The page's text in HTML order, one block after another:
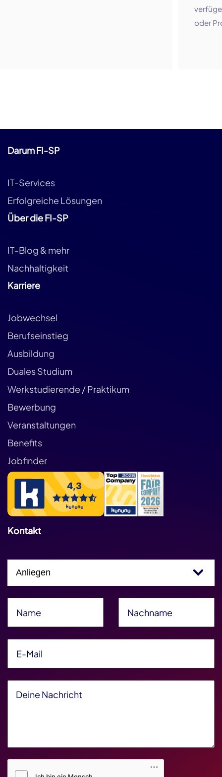
oder
Darum FI-SP
IT-Services
Erfolgreiche Lösungen
Über die FI-SP
IT-Blog & mehr
Nachhaltigkeit
Karriere
Jobwechsel
Berufseinstieg
Ausbildung
Duales Studium
Werkstudierende / Praktikum
Bewerbung
Veranstaltungen
Benefits
Jobfinder
Kontakt